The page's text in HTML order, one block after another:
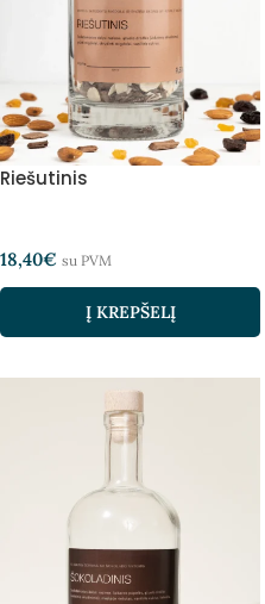
Riešutinis
18,40€ su PVM
Į KREPŠELĮ